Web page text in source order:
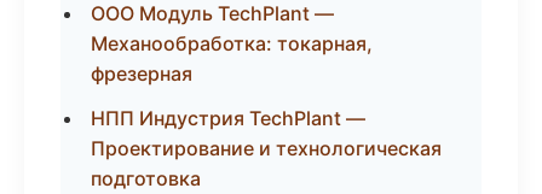
ООО Модуль TechPlant —
Механообработка: токарная,
фрезерная
НПП Индустрия TechPlant —
Проектирование и технологическая
подготовка